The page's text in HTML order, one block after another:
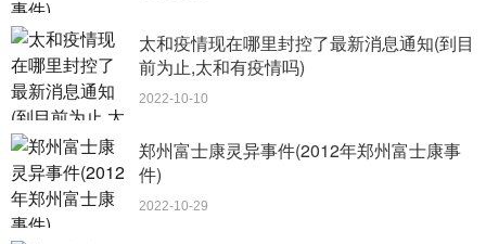
太和疫情现在哪里封控了最新消息通知(到目
前为止,太和有疫情吗)
2022-10-10
郑州富士康灵异事件(2012年郑州富士康事
件)
2022-10-29